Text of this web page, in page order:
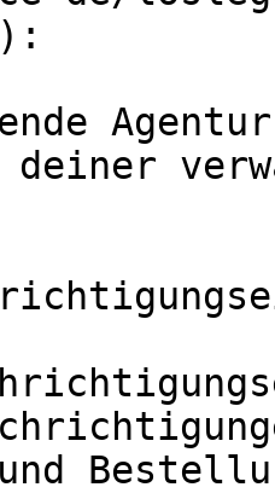
deiner